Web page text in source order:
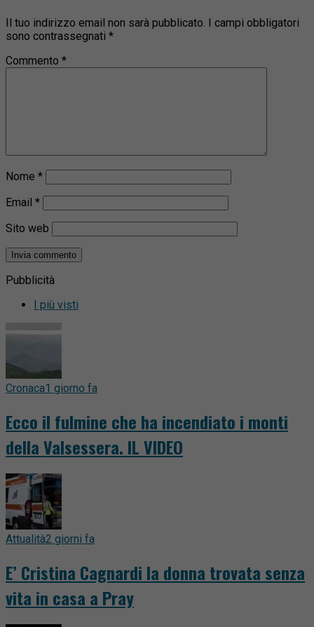
Il tuo indirizzo email non sarà pubblicato.
I campi obbligatori
sono contrassegnati *
Commento *
Nome *
Email *
Sito web
Pubblicità
I più visti
Cronaca1 giorno fa
Ecco il fulmine che ha incendiato i monti
della Valsessera. IL VIDEO
Attualità2 giorni fa
E’ Cristina Cagnardi la donna trovata senza
vita in casa a Pray